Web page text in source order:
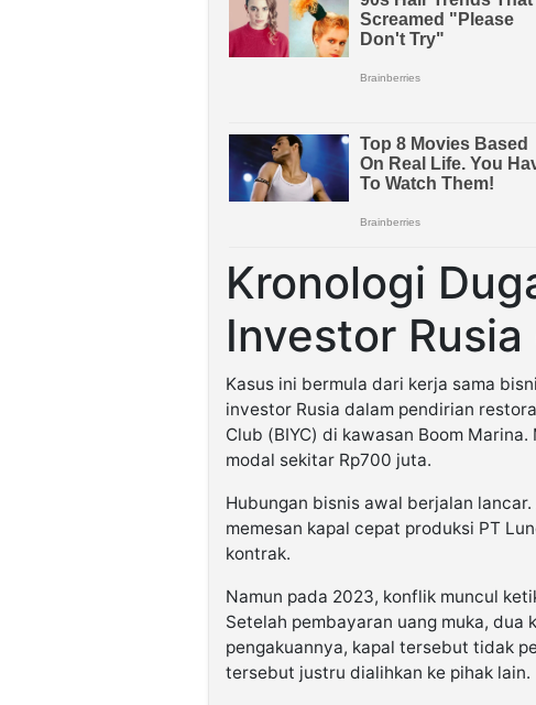
Kronologi
Investor
Kasus ini bermula dari kerja sama
investor Rusia dalam pendirian
Club (BIYC) di kawasan Boom
modal sekitar Rp700 juta.
Hubungan bisnis awal berjalan
memesan kapal cepat produksi PT
kontrak.
Namun pada 2023, konflik muncul
Setelah pembayaran uang muka,
pengakuannya, kapal tersebut tidak
tersebut justru dialihkan ke pihak lain.